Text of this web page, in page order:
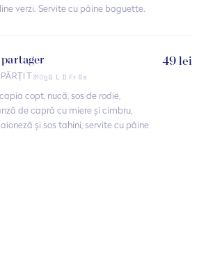
verzi. Servite cu pâine baguette.
310gG L D Fr Ss
copt, nucă, sos de rodie,
de capră cu miere și cimbru,
și sos tahini, servite cu pâine
49 lei